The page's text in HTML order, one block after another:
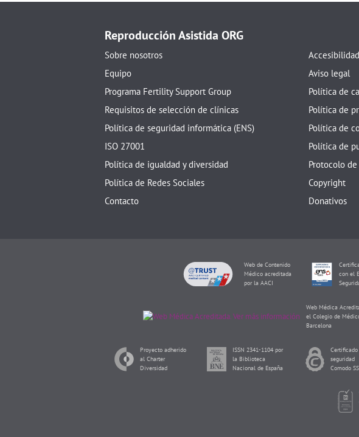
Reproducción Asistida ORG
Sobre nosotros
Equipo
Programa Fertility Support Group
Requisitos de selección de clínicas
Política de seguridad informática (ENS)
ISO 27001
Política de igualdad y diversidad
Política de Redes Sociales
Contacto
Accesibilidad
Aviso legal
Política de
Política de
Política de
Política de
Protocolo
Copyright
Donativos
Web de Contenido
Médico acreditada
por la AACI
con el
Web Médica
el Colegio de
Barcelona
Proyecto adherido
al Charter
Diversidad
ISSN 2341-1104 por
la Biblioteca
Nacional de España
Certificado
seguridad
Comodo